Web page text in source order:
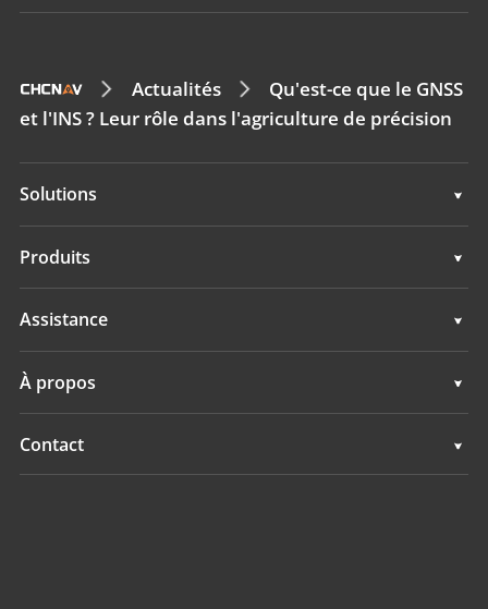
Actualités
Qu'est-ce que le GNSS
et l'INS ? Leur rôle dans l'agriculture de précision
Solutions
Solutions
Produits
Systèmes d'Autoguidage
Systèmes de Nivellement
Assistance
À propos
Présentation
Contact